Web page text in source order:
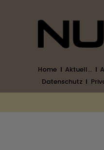
Home Aktuell…
Datenschutz